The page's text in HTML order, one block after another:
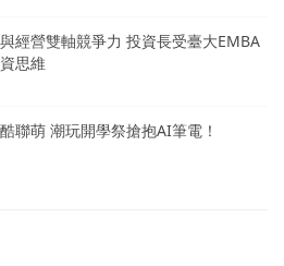
經營雙軸競爭力 投資長受臺大EMBA
思維
聯萌 潮玩開學祭搶抱AI筆電！